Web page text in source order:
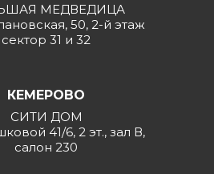
МЕДВЕДИЦА
50, 2-й этаж
сектор 31 и 32
КЕМЕРОВО
СИТИ ДОМ
41/6, 2 эт., зал В,
салон 230